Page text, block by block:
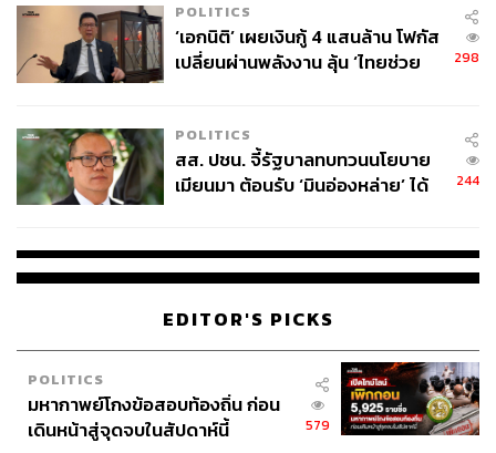
POLITICS
‘เอกนิติ’ เผยเงินกู้ 4 แสนล้าน โฟกัส
เปลี่ยนผ่านพลังงาน ลุ้น ‘ไทยช่วย
298
POLITICS
สส. ปชน. จี้รัฐบาลทบทวนนโยบาย
เมียนมา ต้อนรับ ‘มินอ่องหล่าย’ ได้
244
EDITOR'S PICKS
POLITICS
มหากาพย์โกงข้อสอบท้องถิ่น ก่อน
เดินหน้าสู่จุดจบในสัปดาห์นี้
579